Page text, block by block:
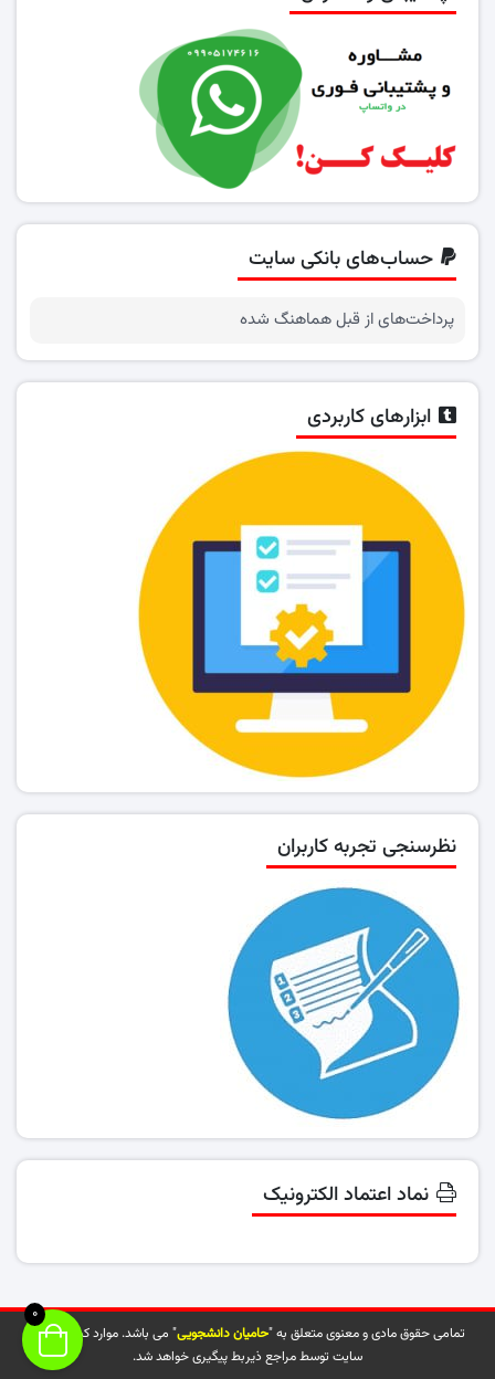
حساب‌های بانکی سایت
پرداخت‌های از قبل هماهنگ شده
ابزارهای کاربردی
نظرسنجی تجربه کاربران
نماد اعتماد الکترونیک
تمامی حقوق مادی و معنوی متعلق به "حامیان دانشجویی" می باشد. موارد کپی شده از
سایت توسط مراجع ذیربط پیگیری خواهد شد.
0